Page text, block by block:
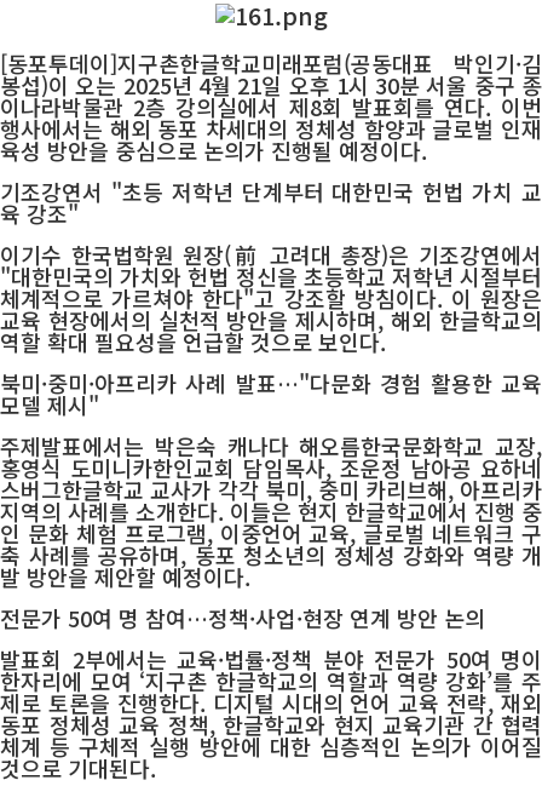
[동포투데이]지구촌한글학교미래포럼(공동대표 박인기·김
봉섭)이 오는 2025년 4월 21일 오후 1시 30분 서울 중구 종
이나라박물관 2층 강의실에서 제8회 발표회를 연다. 이번
행사에서는 해외 동포 차세대의 정체성 함양과 글로벌 인재
육성 방안을 중심으로 논의가 진행될 예정이다.
기조강연서 "초등 저학년 단계부터 대한민국 헌법 가치 교
육 강조"
이기수 한국법학원 원장(前 고려대 총장)은 기조강연에서
"대한민국의 가치와 헌법 정신을 초등학교 저학년 시절부터
체계적으로 가르쳐야 한다"고 강조할 방침이다. 이 원장은
교육 현장에서의 실천적 방안을 제시하며, 해외 한글학교의
역할 확대 필요성을 언급할 것으로 보인다.
북미·중미·아프리카 사례 발표…"다문화 경험 활용한 교육
모델 제시"
주제발표에서는 박은숙 캐나다 해오름한국문화학교 교장,
홍영식 도미니카한인교회 담임목사, 조운정 남아공 요하네
스버그한글학교 교사가 각각 북미, 중미 카리브해, 아프리카
지역의 사례를 소개한다. 이들은 현지 한글학교에서 진행 중
인 문화 체험 프로그램, 이중언어 교육, 글로벌 네트워크 구
축 사례를 공유하며, 동포 청소년의 정체성 강화와 역량 개
발 방안을 제안할 예정이다.
전문가 50여 명 참여…정책·사업·현장 연계 방안 논의
발표회 2부에서는 교육·법률·정책 분야 전문가 50여 명이
한자리에 모여 ‘지구촌 한글학교의 역할과 역량 강화’를 주
제로 토론을 진행한다. 디지털 시대의 언어 교육 전략, 재외
동포 정체성 교육 정책, 한글학교와 현지 교육기관 간 협력
체계 등 구체적 실행 방안에 대한 심층적인 논의가 이어질
것으로 기대된다.